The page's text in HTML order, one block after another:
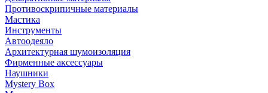
Противоскрипичные материалы
Мастика
Инструменты
Автоодеяло
Архитектурная шумоизоляция
Фирменные аксессуары
Наушники
Mystery Box